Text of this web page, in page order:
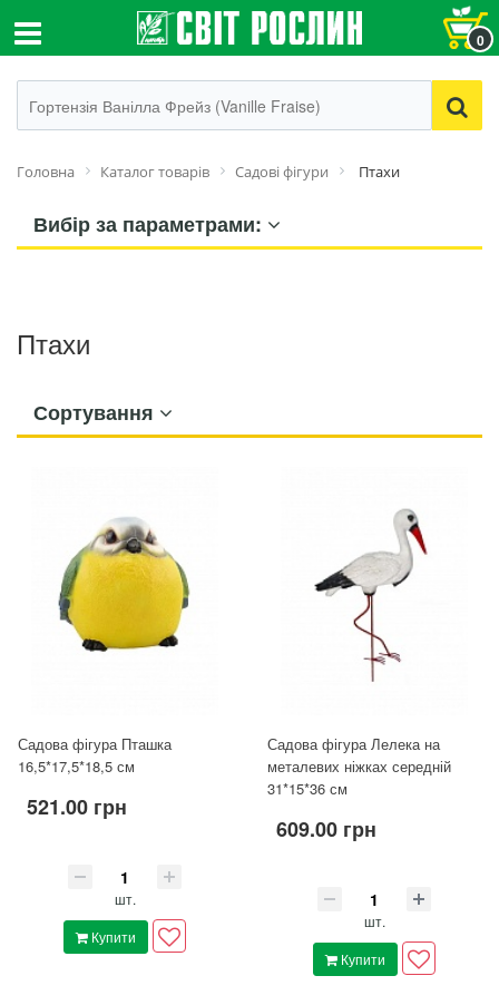
0
Головна Каталог товарів Садові фігури Птахи
Вибір за параметрами:
Птахи
Сортування
Садова фігура Пташка
16,5*17,5*18,5 см
521.00 грн
шт.
Купити
Садова фігура Лелека на
металевих ніжках середній
31*15*36 см
609.00 грн
шт.
Купити